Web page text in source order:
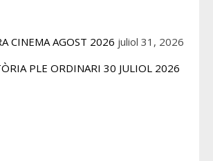
CINEMA AGOST 2026 juliol 31, 2026
PLE ORDINARI 30 JULIOL 2026